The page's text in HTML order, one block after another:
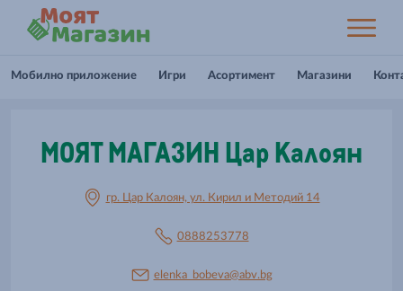
Мобилно приложение Игри Асортимент Магазини
МОЯТ МАГАЗИН Цар Калоян
гр. Цар Калоян, ул. Кирил и Методий 14
0888253778
elenka_bobeva@abv.bg